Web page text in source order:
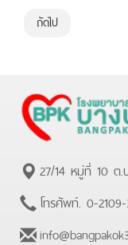
ถัดไป
27/14 หมู่ที่ 10 ต.
โทรศัพท์. 0-2109-